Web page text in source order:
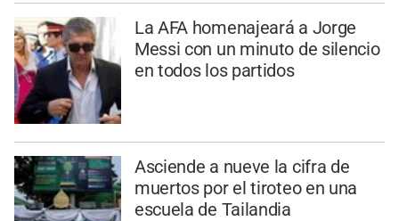
La AFA homenajeará a Jorge
Messi con un minuto de silencio
en todos los partidos
Asciende a nueve la cifra de
muertos por el tiroteo en una
escuela de Tailandia